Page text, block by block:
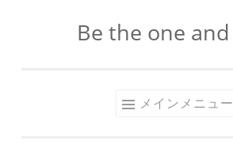
Be the one
メインメニュー